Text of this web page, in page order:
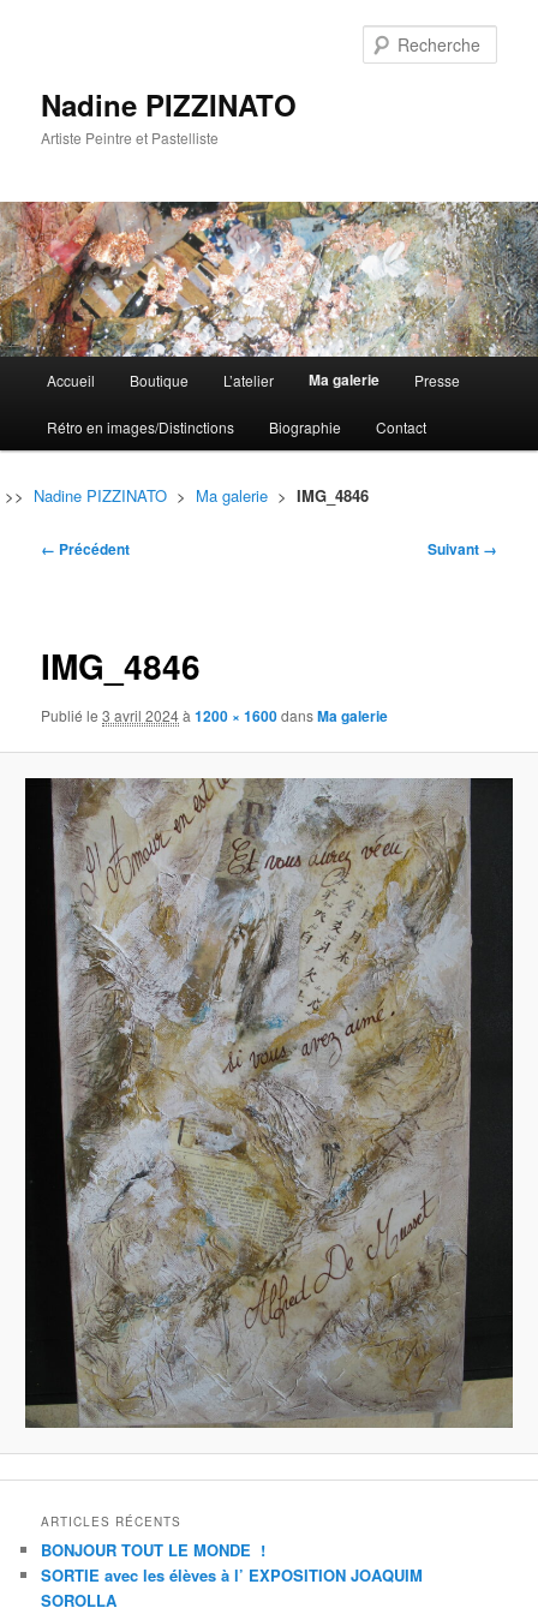
Nadine PIZZINATO
Artiste Peintre et Pastelliste
principal
Aller
au
contenu
principal
Aller
au
contenu
secondaire
Accueil Boutique L’atelier Ma galerie Presse
Rétro en images/Distinctions Biographie Contact
>> Nadine PIZZINATO > Ma galerie > IMG_4846
Navigation
← Précédent Suivant →
IMG_4846
Publié le3 avril 2024à1200 × 1600dansMa galerie
ARTICLES RÉCENTS
BONJOUR TOUT LE MONDE !
SORTIE avec les élèves à l’ EXPOSITION JOAQUIM
SOROLLA